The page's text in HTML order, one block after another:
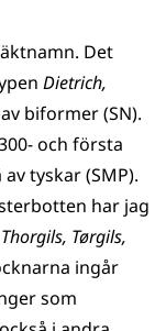
Det
Dietrich,
biformer (SN).
och första
tyskar (SMP).
har jag
Thorgils, Tørgils,
ingår
som